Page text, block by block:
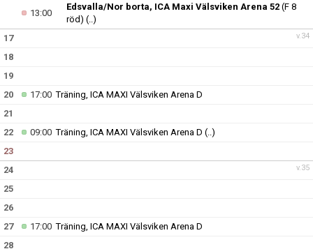
13:00
Edsvalla/Nor borta, ICA Maxi Välsviken Arena 52 (F 8
röd) (..)
v.34
17
18
19
20
17:00Träning, ICA MAXI Välsviken Arena D
21
22
09:00Träning, ICA MAXI Välsviken Arena D (..)
23
v.35
24
25
26
27
17:00Träning, ICA MAXI Välsviken Arena D
28